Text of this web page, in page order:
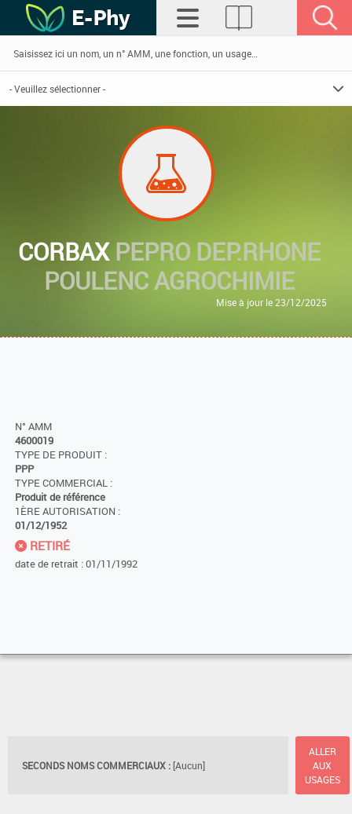
CORBAXPEPRO DEP.RHONE
POULENC AGROCHIMIE
Mise à jour le 23/12/2025
N° AMM
4600019
TYPE DE PRODUIT :
PPP
TYPE COMMERCIAL :
Produit de référence
1ÈRE AUTORISATION :
01/12/1952
RETIRÉ
date de retrait : 01/11/1992
SECONDS NOMS COMMERCIAUX : [Aucun]
ALLER
AUX
USAGES